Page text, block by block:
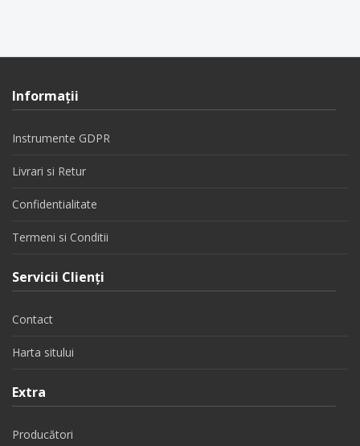
Informaţii
Instrumente GDPR
Livrari si Retur
Confidentialitate
Termeni si Conditii
Servicii Clienţi
Contact
Harta sitului
Extra
Producători